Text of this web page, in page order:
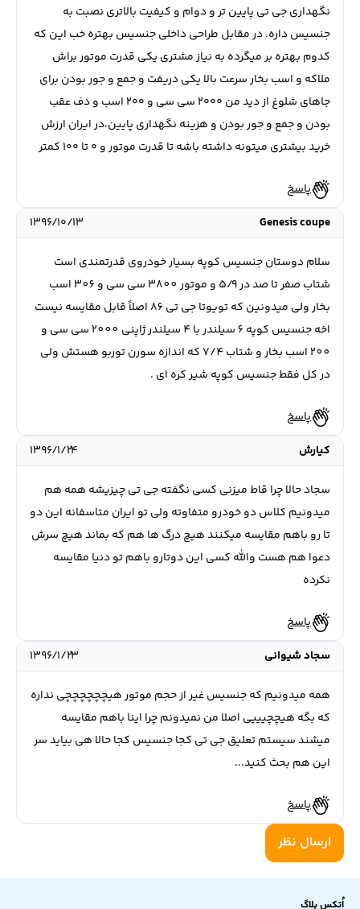
نگهداری جی تی پایین تر و دوام و کیفیت بالاتری نصبت به
جنسیس داره. در مقابل طراحی داخلی جنسیس بهتره خب این که
کدوم بهتره بر میگرده به نیاز مشتری یکی قدرت موتور براش
ملاکه و اسب بخار سرعت بالا یکی دریفت و جمع و جور بودن برای
جاهای شلوغ از دید من ۲۰۰۰ سی سی و ۲۰۰ اسب و دف عقب
بودن و جمع و جور بودن و هزینه نگهداری پایین،در ایران ارزش
خرید بیشتری میتونه داشته باشه تا قدرت موتور و ۰ تا ۱۰۰ کمتر
پاسخ
Genesis coupe
۱۳۹۶/۱۰/۱۳
سلام دوستان جنسيس كوپه بسيار خودروى قدرتمندى است
شتاب صفر تا صد در ٥/٩ و موتور ٣٨٠٠ سى سى و ٣٠٦ اسب
بخار ولى ميدونين كه تويوتا جى تى ٨٦ اصلاً قابل مقايسه نيست
اخه جنسيس كوپه ٦ سيلندر با ٤ سيلندر ژاپنى ٢٠٠٠ سى سى و
٢٠٠ اسب بخار و شتاب ٧/٤ كه اندازه سورن توربو هستش ولى
در كل فقط جنسيس كوپه شير كره اى .
پاسخ
کیارش
۱۳۹۶/۱/۲۴
سجاد حالا چرا قاط میزنی کسی نگفته جی تی چیزیشه همه هم
میدونیم کلاس دو خودرو متفاوته ولی تو ایران متاسفانه این دو
تا رو باهم مقایسه میکنند هیچ درگ ها هم که بماند هیچ سرش
دعوا هم هست والله کسی این دوتارو باهم تو دنیا مقایسه
نکرده
پاسخ
سجاد شیوانی
۱۳۹۶/۱/۲۳
همه میدونیم که جنسیس غیر از حجم موتور هیچچچچچچی نداره
که بگه هیچچیییی اصلا من نمیدونم چرا اینا باهم مقایسه
میشند سیستم تعلیق جی تی کجا جنسیس کجا حالا هی بیاید سر
این هم بحث کنید...
پاسخ
ارسال نظر
اُتکس بلاگ